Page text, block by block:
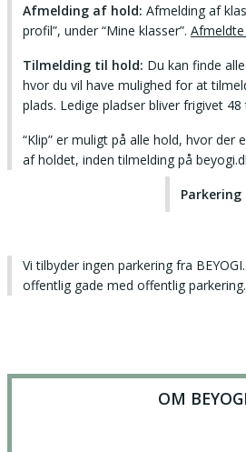
Afmelding af hold: Afmelding af
profil”, under “Mine klasser”.
Tilmelding til hold: Du kan finde
hvor du vil have mulighed for at
plads. Ledige pladser bliver frigivet
“Klip” er muligt på alle hold, hvor der
af holdet, inden tilmelding på
Parkering
Vi tilbyder ingen parkering fra
offentlig gade med offentlig parkering.
OM BEYOGI